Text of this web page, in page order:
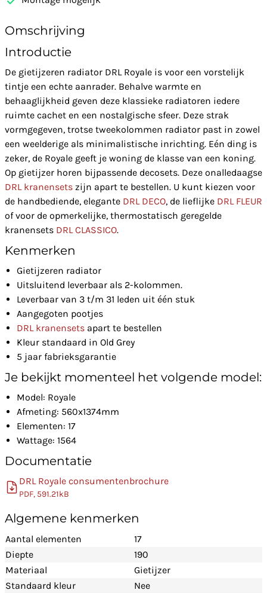
Omschrijving
Introductie
De gietijzeren radiator DRL Royale is voor een vorstelijk
tintje een echte aanrader. Behalve warmte en
behaaglijkheid geven deze klassieke radiatoren iedere
ruimte cachet en een nostalgische sfeer. Deze strak
vormgegeven, trotse tweekolommen radiator past in zowel
een weelderige als minimalistische inrichting. Eén ding is
zeker, de Royale geeft je woning de klasse van een koning.
Op gietijzer horen bijpassende decosets. Deze onalledaagse
DRL kranensets zijn apart te bestellen. U kunt kiezen voor
de handbediende, elegante DRL DECO, de lieflijke DRL FLEUR
of voor de opmerkelijke, thermostatisch geregelde
kranensets DRL CLASSICO.
Kenmerken
Gietijzeren radiator
Uitsluitend leverbaar als 2-kolommen.
Leverbaar van 3 t/m 31 leden uit één stuk
Aangegoten pootjes
DRL kranensets apart te bestellen
Kleur standaard in Old Grey
5 jaar fabrieksgarantie
Je bekijkt momenteel het volgende model:
Model: Royale
Afmeting: 560x1374mm
Elementen: 17
Wattage: 1564
Documentatie
DRL Royale consumentenbrochure
PDF, 591.21kB
Algemene kenmerken
Aantal elementen
17
Diepte
190
Materiaal
Gietijzer
Standaard kleur
Nee